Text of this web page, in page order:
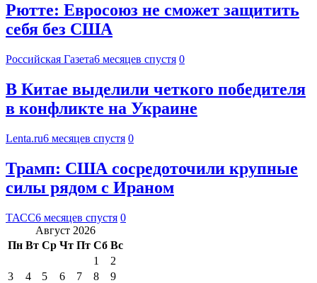
Рютте: Евросоюз не сможет защитить
себя без США
Российская Газета6 месяцев спустя 0
В Китае выделили четкого победителя
в конфликте на Украине
Lenta.ru6 месяцев спустя 0
Трамп: США сосредоточили крупные
силы рядом с Ираном
ТАСС6 месяцев спустя 0
Август 2026
Пн Вт Ср Чт Пт Сб Вс
1
2
3
4 5 6 7 8
9